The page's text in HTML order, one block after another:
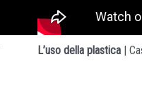
L’uso della plastica |